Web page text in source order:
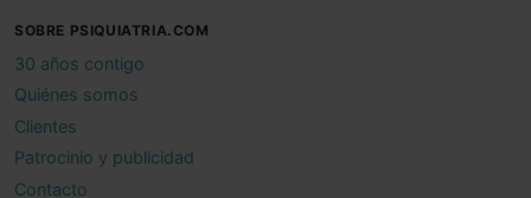
SOBRE PSIQUIATRIA.COM
30 años contigo
Quiénes somos
Clientes
Patrocinio y publicidad
Contacto